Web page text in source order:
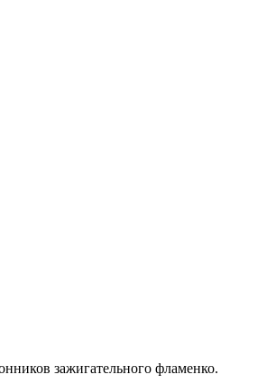
зажигательного фламенко.